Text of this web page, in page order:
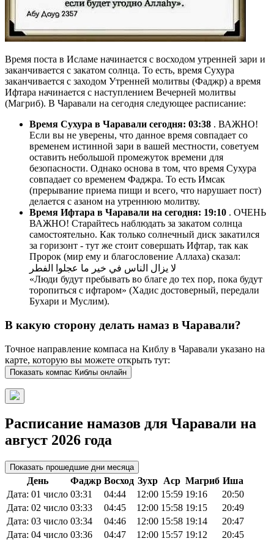
Время поста в Исламе начинается с восходом утренней зари и
заканчивается с закатом солнца. То есть, время Сухура
заканчивается с заходом Утренней молитвы (Фаджр) а время
Ифтара начинается с наступлением Вечерней молитвы
(Магриб). В Чаравали на сегодня следующее расписание:
Время Сухура в Чаравали сегодня: 03:38 . ВАЖНО!
Если вы не уверены, что данное время совпадает со
временем истинной зари в вашей местности, советуем
оставить небольшой промежуток времени для
безопасности. Однако основа в том, что время Сухура
совпадает со временем Фаджра. То есть Имсак
(прерывание приема пищи и всего, что нарушает пост)
делается с азаном на утреннюю молитву.
Время Ифтара в Чаравали на сегодня: 19:10 . ОЧЕНЬ
ВАЖНО! Старайтесь наблюдать за закатом солнца
самостоятельно. Как только солнечный диск закатился
за горизонт - тут же стоит совершать Ифтар, так как
Пророк (мир ему и благословение Аллаха) сказал:
لا يزال الناس في خير ما عجلوا الفطر
«Люди будут пребывать во благе до тех пор, пока будут
торопиться с ифтаром» (Хадис достоверный, передали
Бухари и Муслим).
В какую сторону делать намаз в Чаравали?
Точное направление компаса на Киблу в Чаравали указано на
карте, которую вы можете открыть тут:
Показать компас Киблы онлайн
Расписание намазов для Чаравали на
август 2026 года
Показать прошедшие дни месяца
День Фаджр Восход Зухр Аср Магриб Иша
Дата: 01 число 03:31 04:44 12:00 15:59 19:16
20:50
Дата: 02 число 03:33 04:45 12:00 15:58 19:15
20:49
Дата: 03 число 03:34 04:46 12:00 15:58 19:14
20:47
Дата: 04 число 03:36 04:47 12:00 15:57 19:12
20:45